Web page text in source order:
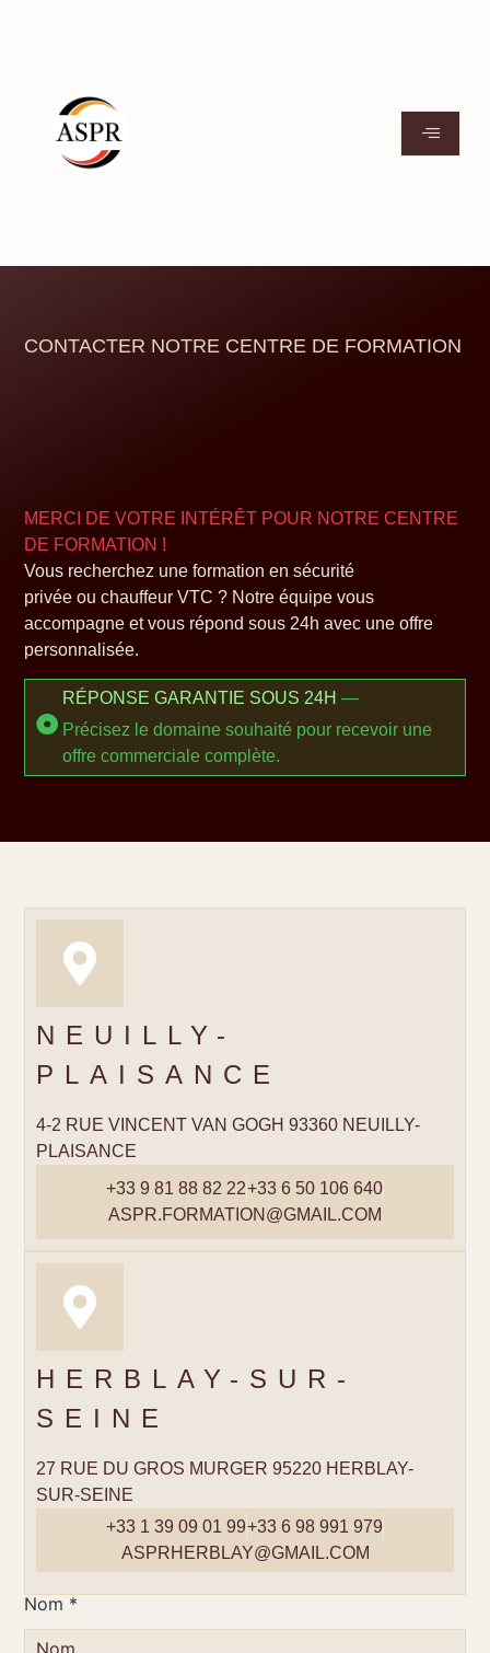
CONTACTER NOTRE CENTRE DE FORMATION
MERCI DE VOTRE INTÉRÊT POUR NOTRE CENTRE
DE FORMATION !
Vous recherchez une formation ensécurité
privée ouchauffeur VTC ? Notre équipe vous
accompagne et vous répond sous 24h avec une offre
personnalisée.
RÉPONSE GARANTIE SOUS 24H —
Précisez le domaine souhaité pour recevoir une
offre commerciale complète.
NEUILLY-
PLAISANCE
4-2 RUE VINCENT VAN GOGH 93360 NEUILLY-
PLAISANCE
+33 9 81 88 82 22+33 6 50 106 640
ASPR.FORMATION@GMAIL.COM
HERBLAY-SUR-
SEINE
27 RUE DU GROS MURGER 95220 HERBLAY-
SUR-SEINE
+33 1 39 09 01 99+33 6 98 991 979
ASPRHERBLAY@GMAIL.COM
Nom *